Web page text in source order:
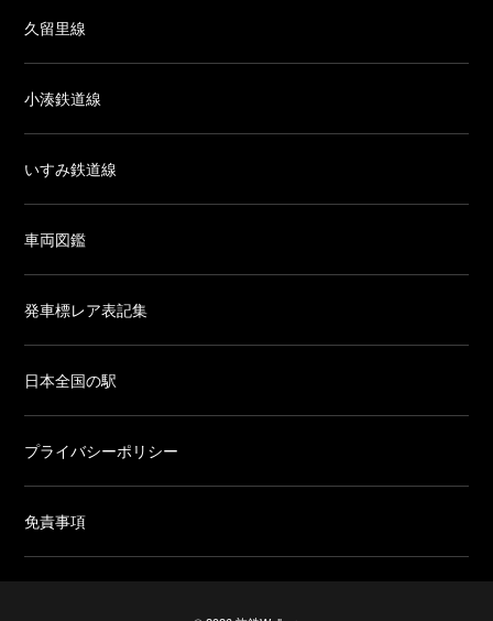
久留里線
小湊鉄道線
いすみ鉄道線
車両図鑑
発車標レア表記集
日本全国の駅
プライバシーポリシー
免責事項